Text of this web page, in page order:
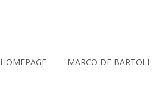
HOMEPAGE MARCO DE BARTOLI